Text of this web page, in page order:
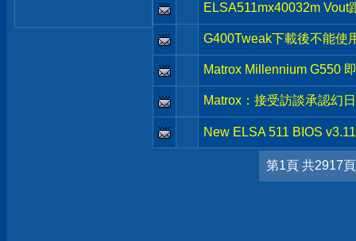
ELSA511mx40032m Vout
G400Tweak下載後不能使
Matrox Millennium G550
Matrox：接受訪談承認幻
New ELSA 511 BIOS
第1頁 共2917頁